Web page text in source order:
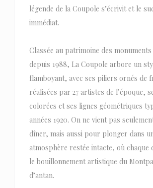
légende de la Coupole s’écrivit et le
immédiat.
Classée au patrimoine des
depuis 1988, La Coupole arbore un
flamboyant, avec ses piliers ornés de
réalisées par 27 artistes de l’époque,
colorées et ses lignes géométriques
années 1920. On ne vient pas
dîner, mais aussi pour plonger dans
atmosphère restée intacte, où chaque
le bouillonnement artistique du
d’antan.